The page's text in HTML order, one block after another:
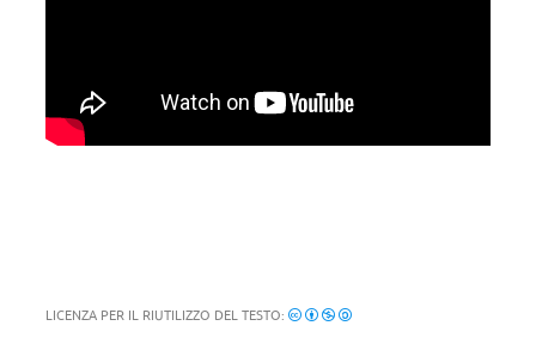
LICENZA PER IL RIUTILIZZO DEL TESTO: